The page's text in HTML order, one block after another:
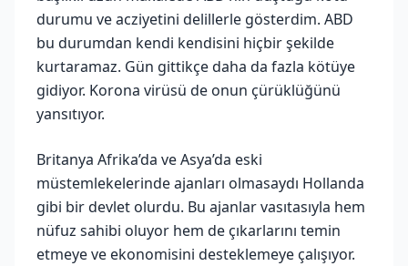
durumu ve acziyetini delillerle gösterdim. ABD
bu durumdan kendi kendisini hiçbir şekilde
kurtaramaz. Gün gittikçe daha da fazla kötüye
gidiyor. Korona virüsü de onun çürüklüğünü
yansıtıyor.
Britanya Afrika’da ve Asya’da eski
müstemlekelerinde ajanları olmasaydı Hollanda
gibi bir devlet olurdu. Bu ajanlar vasıtasıyla hem
nüfuz sahibi oluyor hem de çıkarlarını temin
etmeye ve ekonomisini desteklemeye çalışıyor.